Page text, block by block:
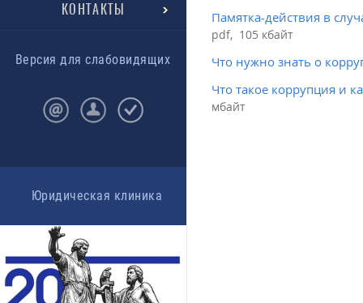
КОНТАКТЫ
Версия для слабовидящих
Юридическая клиника
Памятка-действия в
pdf, 105 кбайт
Что нужно знать о
Что такое коррупция и
мбайт